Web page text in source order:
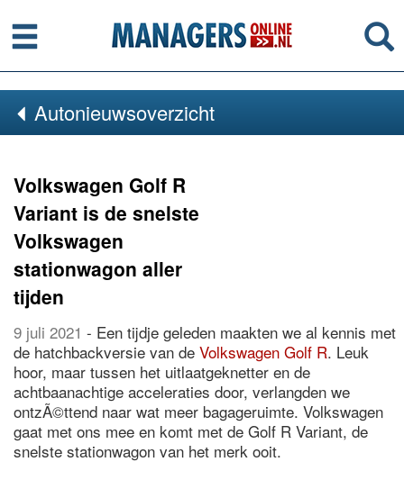
Menu
Autonieuwsoverzicht
Volkswagen Golf R
Variant is de snelste
Volkswagen
stationwagon aller
tijden
9 juli 2021 - Een tijdje geleden maakten we al kennis met
de hatchbackversie van de Volkswagen Golf R. Leuk
hoor, maar tussen het uitlaatgeknetter en de
achtbaanachtige acceleraties door, verlangden we
ontzÃ©ttend naar wat meer bagageruimte. Volkswagen
gaat met ons mee en komt met de Golf R Variant, de
snelste stationwagon van het merk ooit.